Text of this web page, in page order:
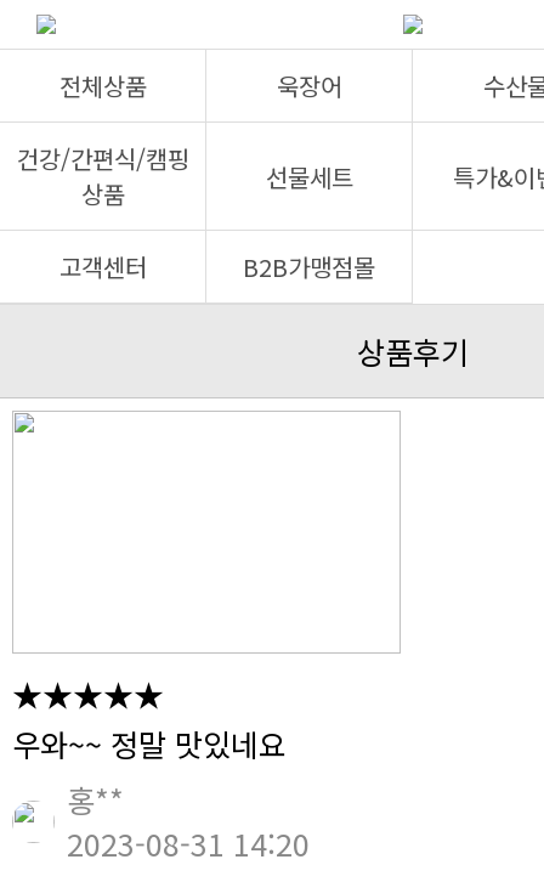
전체상품 욱장어 수산
건강/간편식/캠핑
상품
선물세트 특가&이
고객센터 B2B가맹점몰
상품후기
★★★★★
우와~~ 정말 맛있네요
홍**
2023-08-31 14:20